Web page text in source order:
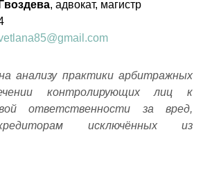
, адвокат, магистр
анализу практики арбитражных
контролирующих лиц к
ответственности за вред,
исключённых из